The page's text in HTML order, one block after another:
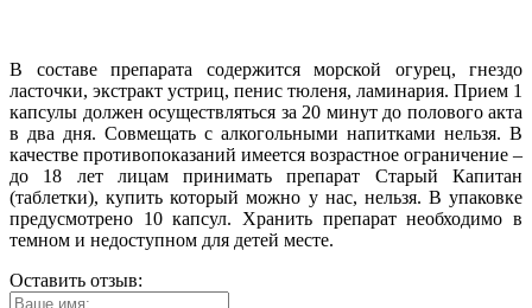
В составе препарата содержится морской огурец, гнездо
ласточки, экстракт устриц, пенис тюленя, ламинария. Прием 1
капсулы должен осуществляться за 20 минут до полового акта
в два дня. Совмещать с алкогольными напитками нельзя. В
качестве противопоказаний имеется возрастное ограничение –
до 18 лет лицам принимать препарат Старый Капитан
(таблетки), купить который можно у нас, нельзя. В упаковке
предусмотрено 10 капсул. Хранить препарат необходимо в
темном и недоступном для детей месте.
Оставить отзыв: